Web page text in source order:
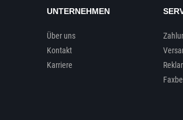
UNTERNEHMEN
Über uns
Kontakt
Karriere